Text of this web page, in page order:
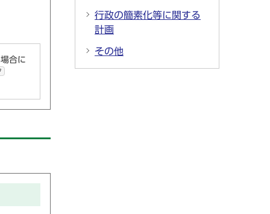
合に
行政の簡素化等に関する
計画
その他